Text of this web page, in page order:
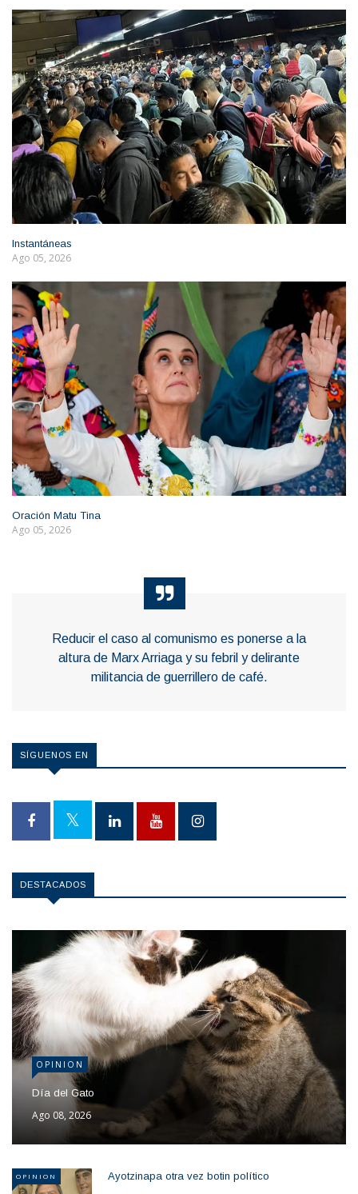
Instantáneas
Ago 05, 2026
Oración Matu Tina
Ago 05, 2026
Reducir el caso al comunismo es ponerse a la
altura de Marx Arriaga y su febril y delirante
militancia de guerrillero de café.
SÍGUENOS EN
DESTACADOS
OPINION
Día del Gato
Ago 08, 2026
OPINION Ayotzinapa otra vez botin político